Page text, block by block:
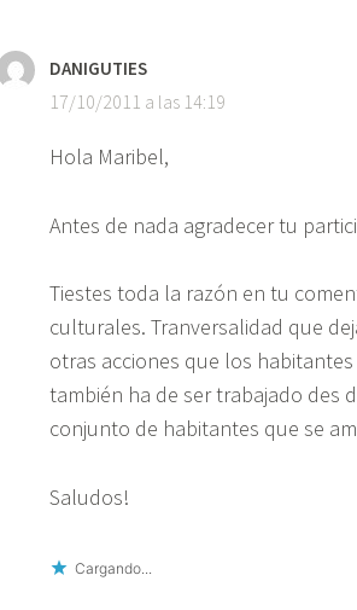
DANIGUTIES
17/10/2011 a las 14:19
Hola Maribel,
Antes de nada agradecer tu
Tiestes toda la razón en tu
culturales. Tranversalidad que
otras acciones que los
también ha de ser trabajado des
conjunto de habitantes que se
Saludos!
Cargando...